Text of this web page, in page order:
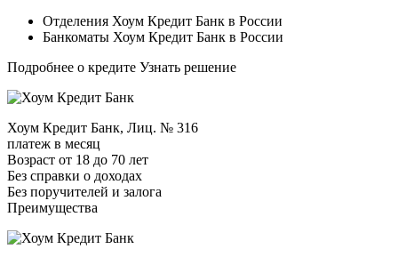
Отделения Хоум Кредит Банк в России
Банкоматы Хоум Кредит Банк в России
Подробнее о кредите Узнать решение
Хоум Кредит Банк, Лиц. № 316
платеж в месяц
Возраст от 18 до 70 лет
Без справки о доходах
Без поручителей и залога
Преимущества